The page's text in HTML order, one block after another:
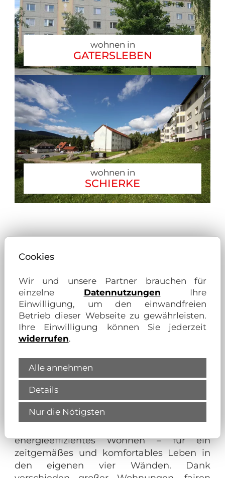
wohnen in
GATERSLEBEN
wohnen in
SCHIERKE
Als Wohnungsgenossenschaft
verfolgen wir faire, solidarische
Prinzipien:
Mieter unserer
Wohnungsbaugenossenschaft profitieren
sondern können bei verschiedenen
Anliegen auch mit entscheiden.
UnsereMietwohnungen im Großraum
Wolfenbüttelsind modern ausgestattet,
energieeffizientes Wohnen – für ein
zeitgemäßes und komfortables Leben in
den eigenen vier Wänden. Dank
Cookies
Wir und unsere Partner brauchen für
einzelne Datennutzungen Ihre
Einwilligung, um den einwandfreien
Betrieb dieser Webseite zu gewährleisten.
Ihre Einwilligung können Sie jederzeit
widerrufen.
Alle annehmen
Details
Nur die Nötigsten